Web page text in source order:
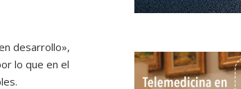
desarrollo»,
lo que en el